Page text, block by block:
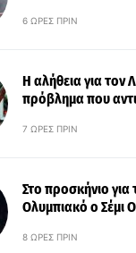
6 ΏΡΕΣ ΠΡΙΝ
Η αλήθεια για τον
πρόβλημα που
7 ΏΡΕΣ ΠΡΙΝ
Στο προσκήνιο για
Ολυμπιακό ο Σέμι
8 ΏΡΕΣ ΠΡΙΝ